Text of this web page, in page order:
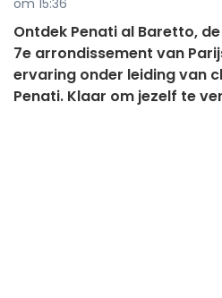
om 15:36
Ontdek Penati al Baretto,
7e arrondissement van
ervaring onder leiding van
Penati. Klaar om jezelf te